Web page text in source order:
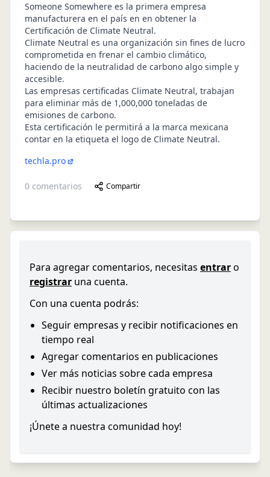
Someone Somewhere es la primera empresa
manufacturera en el país en en obtener la
Certificación de Climate Neutral.
Climate Neutral es una organización sin fines de lucro
comprometida en frenar el cambio climático,
haciendo de la neutralidad de carbono algo simple y
accesible.
Las empresas certificadas Climate Neutral, trabajan
para eliminar más de 1,000,000 toneladas de
emisiones de carbono.
Esta certificación le permitirá a la marca mexicana
contar en la etiqueta el logo de Climate Neutral.
techla.pro
0 comentarios Compartir
Para agregar comentarios, necesitas entraro
registrar una cuenta.
Con una cuenta podrás:
Seguir empresas y recibir notificaciones en
tiempo real
Agregar comentarios en publicaciones
Ver más noticias sobre cada empresa
Recibir nuestro boletín gratuito con las
últimas actualizaciones
¡Únete a nuestra comunidad hoy!